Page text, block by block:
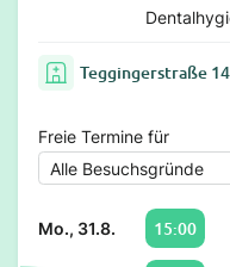
Teggingerstraße
Freie Termine für
Mo., 31.8. 15:00